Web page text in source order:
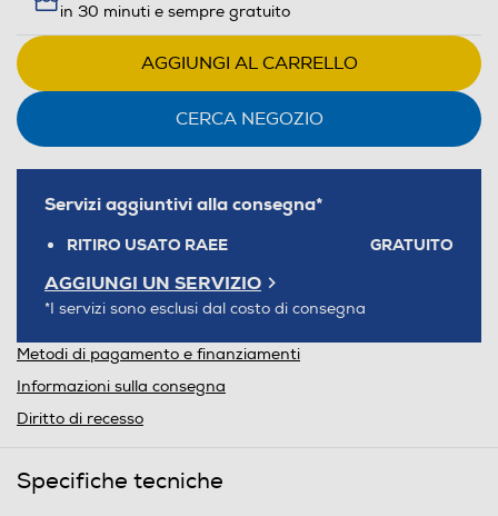
in 30 minuti e sempre gratuito
AGGIUNGI AL CARRELLO
CERCA NEGOZIO
Servizi aggiuntivi alla consegna*
RITIRO USATO RAEE GRATUITO
AGGIUNGI UN SERVIZIO
*I servizi sono esclusi dal costo di consegna
Metodi di pagamento e finanziamenti
Informazioni sulla consegna
Diritto di recesso
Specifiche tecniche